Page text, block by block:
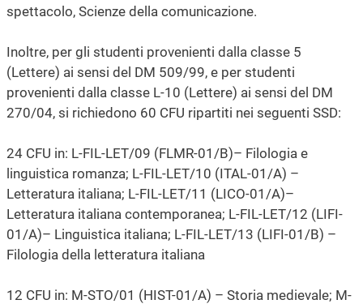
spettacolo, Scienze della comunicazione.
Inoltre, per gli studenti provenienti dalla classe 5
(Lettere) ai sensi del DM 509/99, e per studenti
provenienti dalla classe L-10 (Lettere) ai sensi del DM
270/04, si richiedono 60 CFU ripartiti nei seguenti SSD:
24 CFU in: L-FIL-LET/09 (FLMR-01/B)– Filologia e
linguistica romanza; L-FIL-LET/10 (ITAL-01/A) –
Letteratura italiana; L-FIL-LET/11 (LICO-01/A)–
Letteratura italiana contemporanea; L-FIL-LET/12 (LIFI-
01/A)– Linguistica italiana; L-FIL-LET/13 (LIFI-01/B) –
Filologia della letteratura italiana
12 CFU in: M-STO/01 (HIST-01/A) – Storia medievale; M-